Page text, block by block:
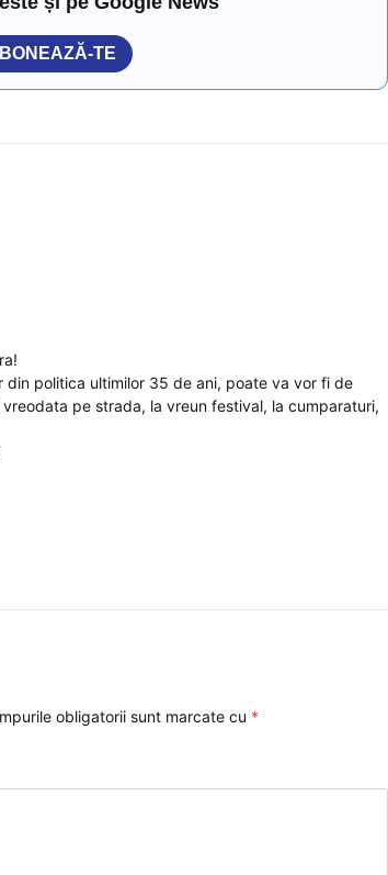
TE
politica ultimilor 35 de ani, poate va vor fi de
pe strada, la vreun festival, la cumparaturi,
obligatorii sunt marcate cu *